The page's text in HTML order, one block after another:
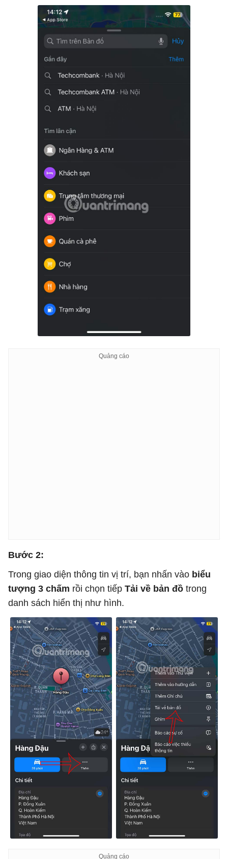
Bước 2:
Trong giao diện thông tin vị trí, bạn nhấn vào biểu
tượng 3 chấm rồi chọn tiếp Tải về bản đồ trong
danh sách hiển thị như hình.